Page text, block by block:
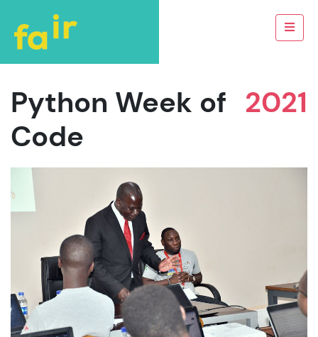
2021
Python Week of
Code